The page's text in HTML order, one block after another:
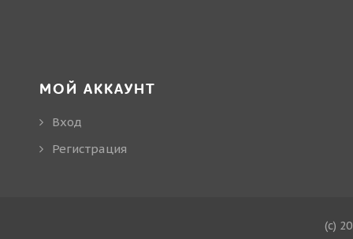
МОЙ АККАУНТ
Вход
Регистрация
(c)